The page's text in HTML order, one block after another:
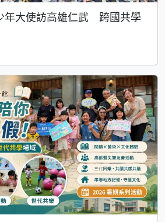
年大使訪高雄仁武 跨國共學